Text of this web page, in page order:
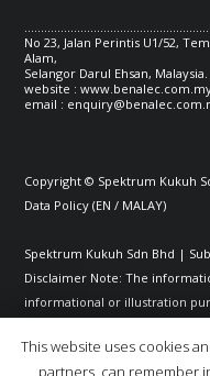
No 23, Jalan Perintis U1/52,
Alam,
Selangor Darul Ehsan, Malaysia.
website :
email :
Copyright © Spektrum Kukuh
Data Policy (EN / MALAY)
A
Spektrum Kukuh Sdn Bhd |
Disclaimer Note: The
informational or illustration
guarantee or undertaking
This website uses cookies